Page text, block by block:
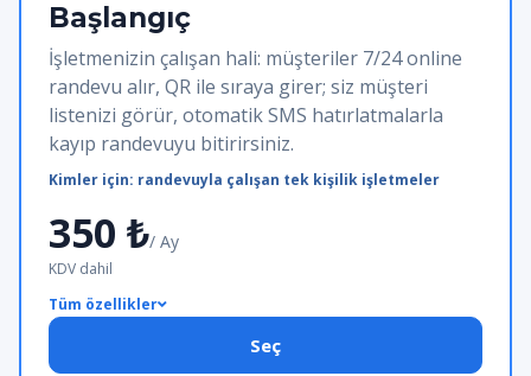
Başlangıç
İşletmenizin çalışan hali: müşteriler 7/24 online
randevu alır, QR ile sıraya girer; siz müşteri
listenizi görür, otomatik SMS hatırlatmalarla
kayıp randevuyu bitirirsiniz.
Kimler için: randevuyla çalışan tek kişilik işletmeler
350 ₺/ Ay
KDV dahil
Tüm özellikler
Seç